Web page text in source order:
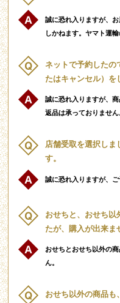
誠に恐れ入りますが、
しかねます。ヤマト運
ネットで予約したの
たはキャンセル）を
誠に恐れ入りますが、
返品は承っておりません
店舗受取を選択しま
す。
誠に恐れ入りますが、ご
おせちと、おせち以
たが、購入が出来ま
おせちとおせち以外の
ん。
おせち以外の商品も